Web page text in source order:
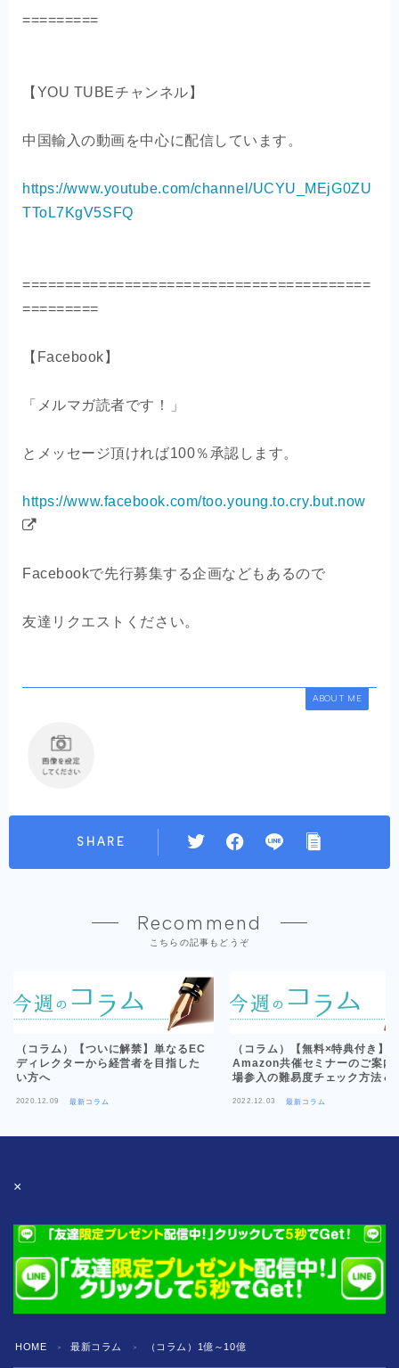
=========
【YOU TUBEチャンネル】
中国輸入の動画を中心に配信しています。
https://www.youtube.com/channel/UCYU_MEjG0ZU
TToL7KgV5SFQ
=========================================
=========
【Facebook】
「メルマガ読者です！」
とメッセージ頂ければ100％承認します。
https://www.facebook.com/too.young.to.cry.but.now
Facebookで先行募集する企画などもあるので
友達リクエストください。
ABOUT ME
SHARE
Recommend
こちらの記事もどうぞ
（コラム）【ついに解禁】単なるEC
ディレクターから経営者を目指した
い方へ
2020.12.09 最新コラム
（コラム）【無料×特典付き】
Amazon共催セミナーのご案内
場参入の難易度チェック方法＆
2022.12.03 最新コラム
×
HOME ＞ 最新コラム ＞ （コラム）1億～10億